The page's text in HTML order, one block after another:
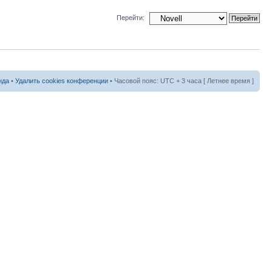
Перейти:
• Удалить cookies конференции • Часовой пояс: UTC + 3 часа [ Летнее время ]